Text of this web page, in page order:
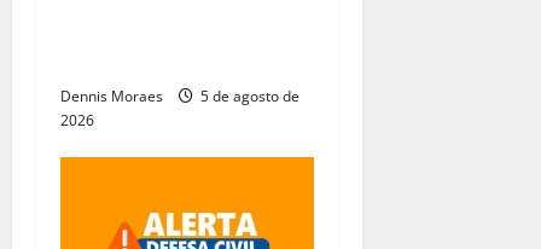
Dennis Moraes
5 de agosto de
2026